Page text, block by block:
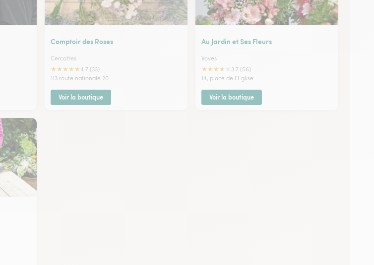
Comptoir des Roses
Cercottes
★★★★★4.7 (33)
113 route nationale 20
Voir la boutique
Au Jardin et Ses Fleurs
Voves
★★★★
3.7 (56)
14, place de l'Eglise
Voir la boutique